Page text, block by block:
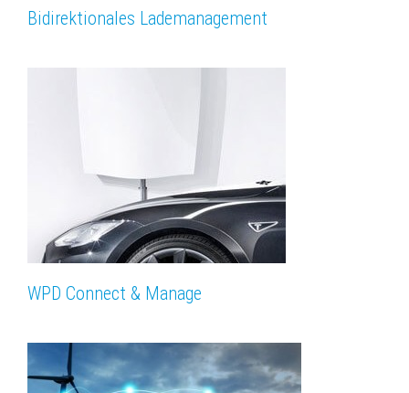
Bidirektionales Lademanagement
WPD Connect & Manage